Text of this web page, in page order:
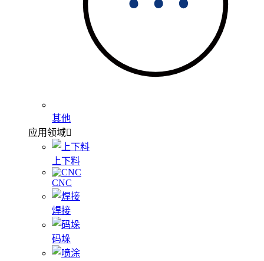
其他
应用领域
上下料
CNC
焊接
码垛